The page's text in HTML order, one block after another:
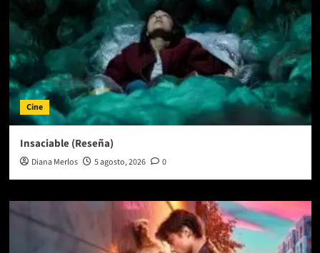
Cine
Insaciable (Reseña)
Diana Merlos 5 agosto, 2026 0